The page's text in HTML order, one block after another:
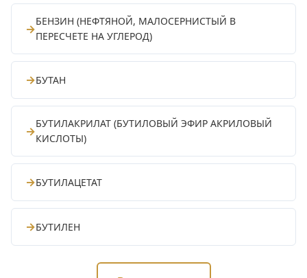
→БЕНЗИН (НЕФТЯНОЙ, МАЛОСЕРНИСТЫЙ В
ПЕРЕСЧЕТЕ НА УГЛЕРОД)
→БУТАН
→БУТИЛАКРИЛАТ (БУТИЛОВЫЙ ЭФИР АКРИЛОВЫЙ
КИСЛОТЫ)
→БУТИЛАЦЕТАТ
→БУТИЛЕН